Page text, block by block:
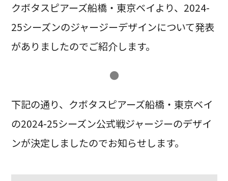
クボタスピアーズ船橋・東京ベイより、2024-
25シーズンのジャージーデザインについて発表
がありましたのでご紹介します。
●
下記の通り、クボタスピアーズ船橋・東京ベイ
の2024-25シーズン公式戦ジャージーのデザイ
ンが決定しましたのでお知らせします。